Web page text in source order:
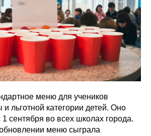
меню для учеников
льготной категории детей. Оно
1 сентября во всех школах города.
меню сыграла